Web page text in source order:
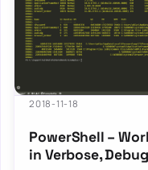
2018-11-18
PowerShell –
in Verbose,